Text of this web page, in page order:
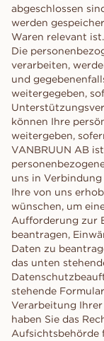
abgeschlossen
werden
Waren relevant ist.
Die
verarbeiten,
und
weitergegeben,
können Ihre
weitergeben,
VANBRUUN AB
uns in
Ihre von uns
wünschen, um
Aufforderung zur
beantragen,
Daten zu
das unten
stehende
Verarbeitung
haben Sie das
Aufsichtsbehörde